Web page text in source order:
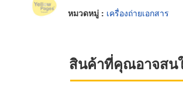
หมวดหมู่ : เครื่องถ่ายเอกสาร
สินค้าที่คุณอาจสน